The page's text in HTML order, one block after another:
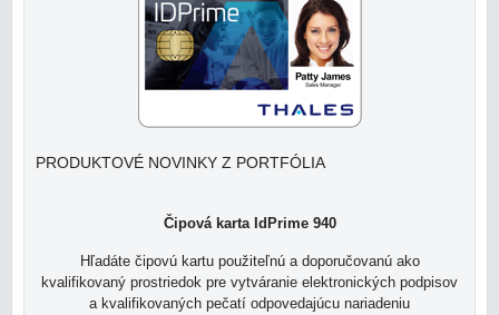
PRODUKTOVÉ NOVINKY Z PORTFÓLIA
Čipová karta IdPrime 940
Hľadáte čipovú kartu použiteľnú a doporučovanú ako
kvalifikovaný prostriedok pre vytváranie elektronických podpisov
a kvalifikovaných pečatí odpovedajúcu nariadeniu